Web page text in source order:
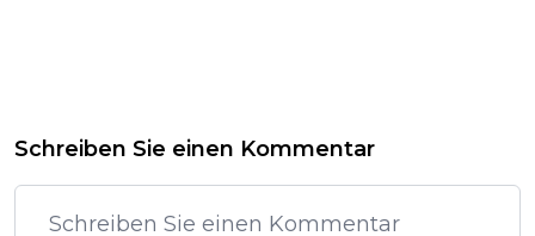
Schreiben Sie einen Kommentar